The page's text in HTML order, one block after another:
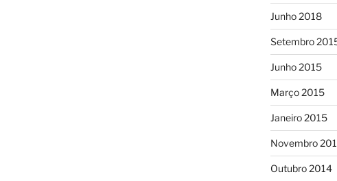
Junho 2018
Setembro
Junho 2015
Março 2015
Janeiro 2015
Novembro
Outubro 2014